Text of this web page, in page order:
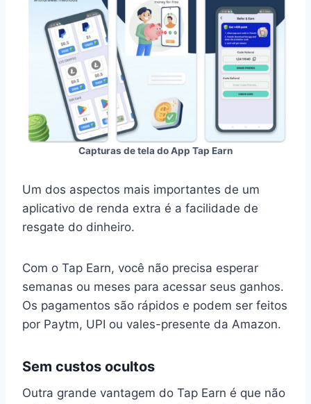
Capturas de tela do App Tap Earn
Um dos aspectos mais importantes de um
aplicativo de renda extra é a facilidade de
resgate do dinheiro.
Com o Tap Earn, você não precisa esperar
semanas ou meses para acessar seus ganhos.
Os pagamentos são rápidos e podem ser feitos
por Paytm, UPI ou vales-presente da Amazon.
Sem custos ocultos
Outra grande vantagem do Tap Earn é que não